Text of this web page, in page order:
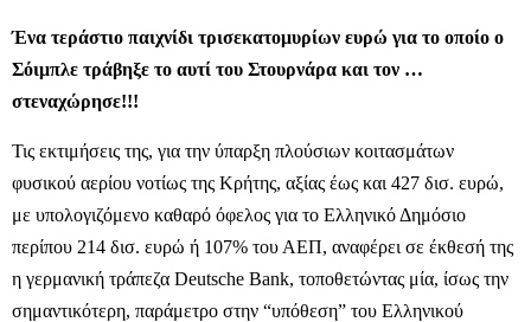
Ένα τεράστιο παιχνίδι τρισεκατομυρίων ευρώ για το οποίο ο
Σόιμπλε τράβηξε το αυτί του Στουρνάρα και τον …
στεναχώρησε!!!
Τις εκτιμήσεις της, για την ύπαρξη πλούσιων κοιτασμάτων
φυσικού αερίου νοτίως της Κρήτης, αξίας έως και 427 δισ. ευρώ,
με υπολογιζόμενο καθαρό όφελος για το Ελληνικό Δημόσιο
περίπου 214 δισ. ευρώ ή 107% του ΑΕΠ, αναφέρει σε έκθεσή της
η γερμανική τράπεζα Deutsche Bank, τοποθετώντας μία, ίσως την
σημαντικότερη, παράμετρο στην “υπόθεση” του Ελληνικού